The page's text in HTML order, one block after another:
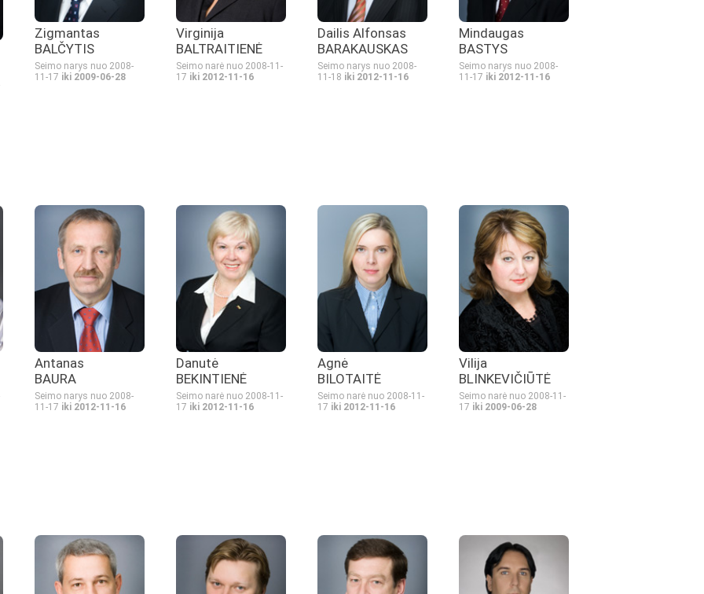
Zigmantas
BALČYTIS
Seimo narys nuo 2008-
11-17 iki 2009-06-28
Virginija
BALTRAITIENĖ
Seimo narė nuo 2008-11-
17 iki 2012-11-16
Dailis Alfonsas
BARAKAUSKAS
Seimo narys nuo 2008-
11-18 iki 2012-11-16
Mindaugas
BASTYS
Seimo narys nuo 2008-
11-17 iki 2012-11-16
Antanas
BAURA
Seimo narys nuo 2008-
11-17 iki 2012-11-16
Danutė
BEKINTIENĖ
Seimo narė nuo 2008-11-
17 iki 2012-11-16
Agnė
BILOTAITĖ
Seimo narė nuo 2008-11-
17 iki 2012-11-16
Vilija
BLINKEVIČIŪTĖ
Seimo narė nuo 2008-11-
17 iki 2009-06-28